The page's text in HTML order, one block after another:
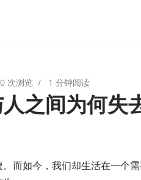
次浏览 1 分钟阅读
之间为何失
而如今，我们却生活在一个